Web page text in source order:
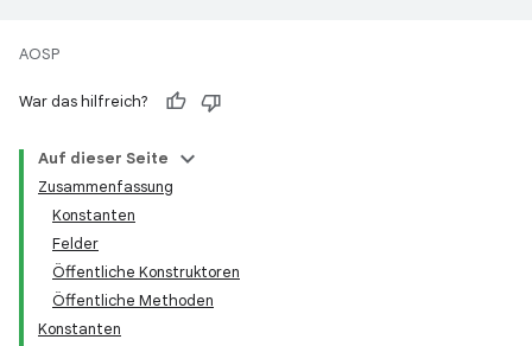
AOSP
War das hilfreich?
Auf dieser Seite
Zusammenfassung
Konstanten
Felder
Öffentliche Konstruktoren
Öffentliche Methoden
Konstanten